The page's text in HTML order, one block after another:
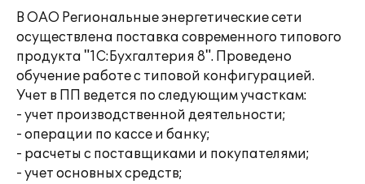
В ОАО Региональные энергетические сети
осуществлена поставка современного типового
продукта "1С:Бухгалтерия 8". Проведено
обучение работе с типовой конфигурацией.
Учет в ПП ведется по следующим участкам:
- учет производственной деятельности;
- операции по кассе и банку;
- расчеты с поставщиками и покупателями;
- учет основных средств;